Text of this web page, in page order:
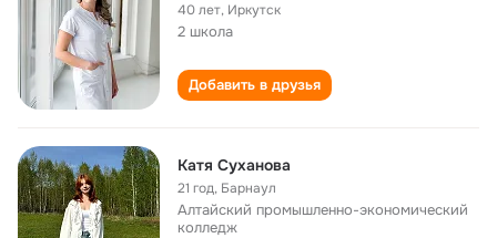
40 лет, Иркутск
2 школа
Добавить в друзья
Катя Суханова
21 год, Барнаул
Алтайский промышленно-экономический
колледж